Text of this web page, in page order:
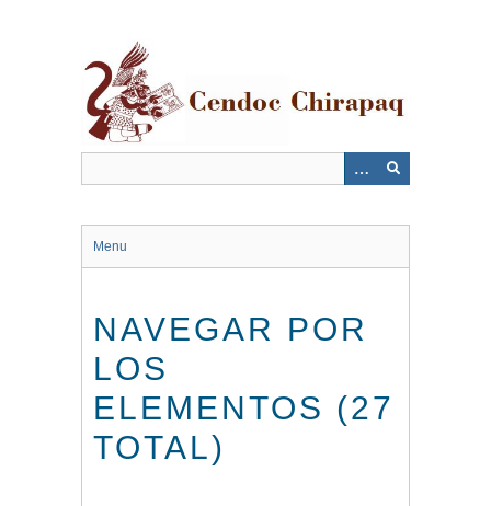
Menu
NAVEGAR POR
LOS
ELEMENTOS (27
TOTAL)